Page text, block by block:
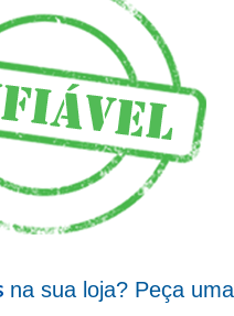
na sua loja? Peça